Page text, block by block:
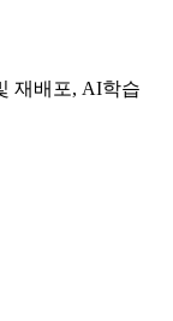
재배포, AI학습